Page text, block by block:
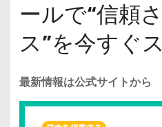
ールで“信頼
ス”を今すぐ
最新情報は公式サイトから